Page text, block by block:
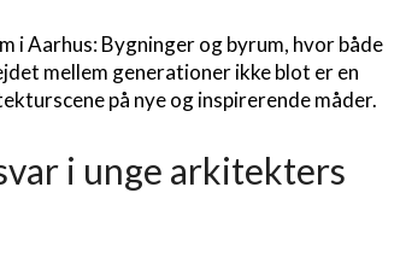
i Aarhus: Bygninger og byrum, hvor både
mellem generationer ikke blot er en
på nye og inspirerende måder.
i unge arkitekters